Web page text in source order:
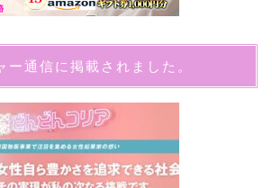
ー通信に掲載されました。